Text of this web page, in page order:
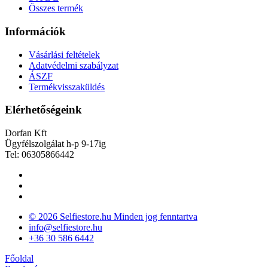
Összes termék
Információk
Vásárlási feltételek
Adatvédelmi szabályzat
ÁSZF
Termékvisszaküldés
Elérhetőségeink
Dorfan Kft
Ügyfélszolgálat h-p 9-17ig
Tel: 06305866442
© 2026 Selfiestore.hu Minden jog fenntartva
info@selfiestore.hu
+36 30 586 6442
Főoldal